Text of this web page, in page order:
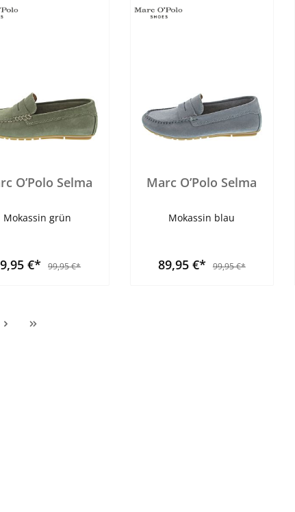
O’Polo Selma
Mokassin grün
€* 99,95 €*
Marc O’Polo Selma
Mokassin blau
89,95 €* 99,95 €*